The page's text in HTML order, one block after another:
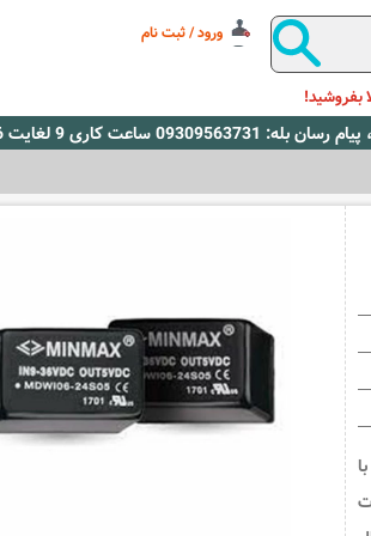
ورود / ثبت نام
بفروشید!
قطعه MDWI06-24S05 یک مبدل DC/DC با
ولت 6 وات